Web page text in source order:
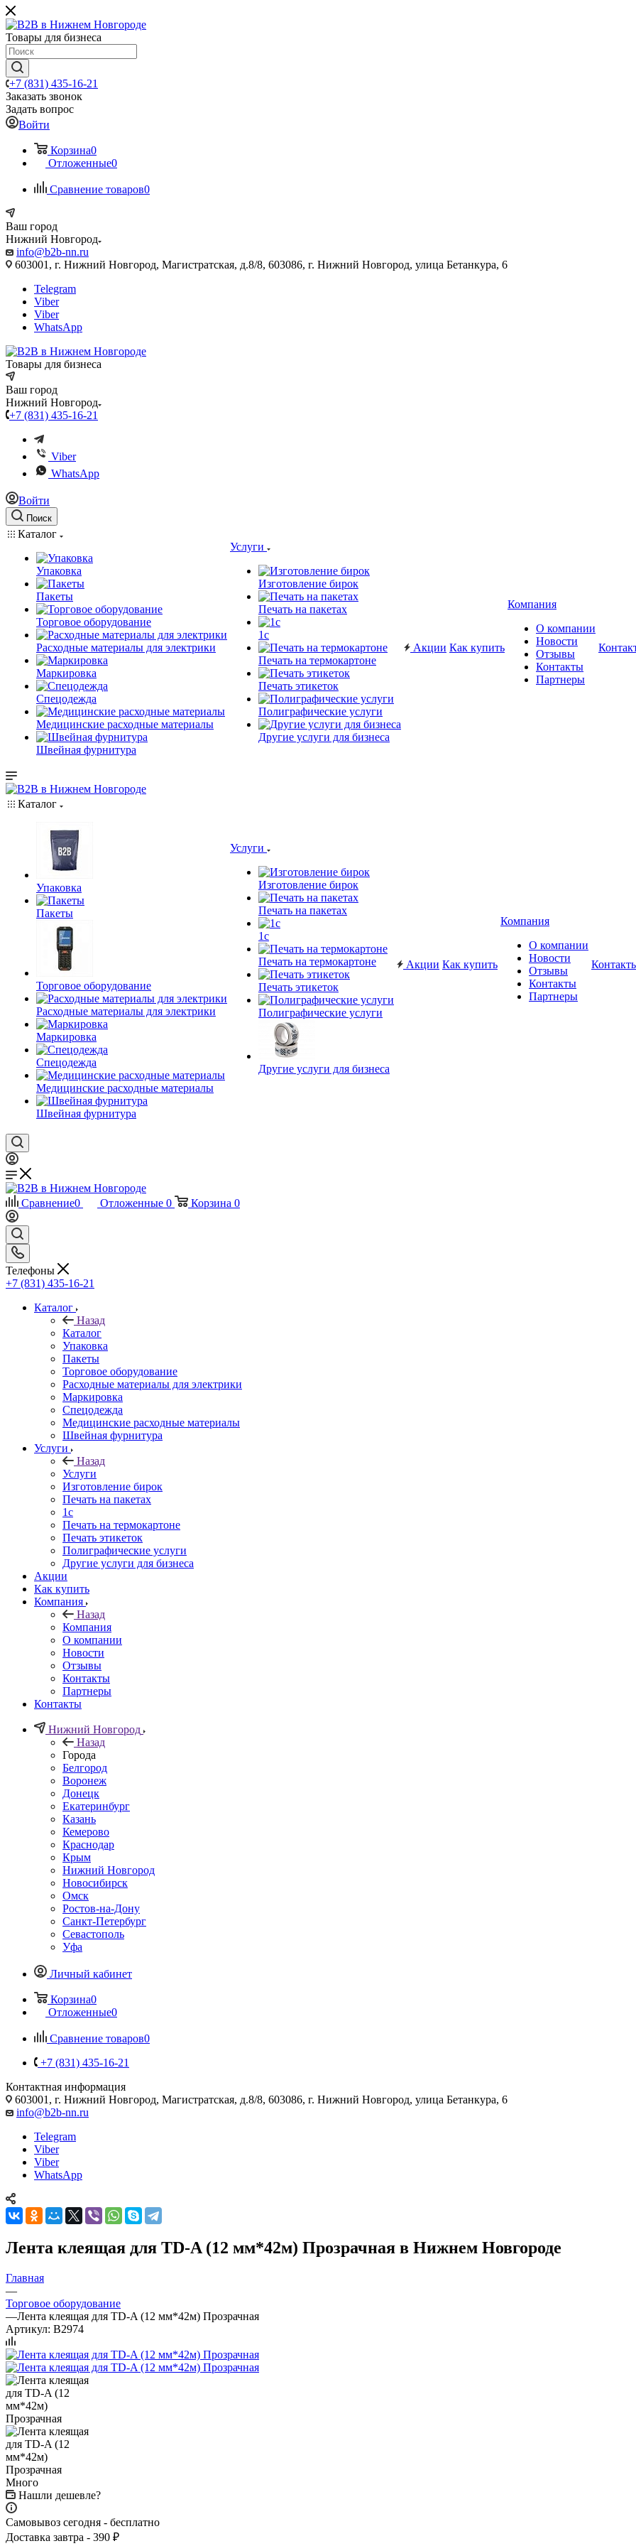
Товары для бизнеса
+7 (831) 435-16-21
Заказать звонок
Задать вопрос
Войти
Корзина0
Отложенные0
Сравнение товаров0
Ваш город
Нижний Новгород
info@b2b-nn.ru
603001, г. Нижний Новгород, Магистратская, д.8/8, 603086, г. Нижний Новгород, улица Бетанкура, 6
Telegram
Viber
Viber
WhatsApp
Товары для бизнеса
Ваш город
Нижний Новгород
+7 (831) 435-16-21
Viber
WhatsApp
Войти
Поиск
Каталог
Упаковка
Пакеты
Торговое оборудование
Расходные материалы для электрики
Маркировка
Спецодежда
Медицинские расходные материалы
Швейная фурнитура
Услуги
Изготовление бирок
Печать на пакетах
1c
Печать на термокартоне
Печать этикеток
Полиграфические услуги
Другие услуги для бизнеса
Акции Как купить
Компания
О компании
Новости
Отзывы
Контакты
Партнеры
Каталог
Упаковка
Пакеты
Торговое оборудование
Расходные материалы для электрики
Маркировка
Спецодежда
Медицинские расходные материалы
Швейная фурнитура
Услуги
Изготовление бирок
Печать на пакетах
1c
Печать на термокартоне
Печать этикеток
Полиграфические услуги
Другие услуги для бизнеса
Акции Как купить
Компания
О компании
Новости
Отзывы
Контакты
Партнеры
Сравнение0 Отложенные 0 Корзина 0
Телефоны
+7 (831) 435-16-21
Каталог
Назад
Каталог
Упаковка
Пакеты
Торговое оборудование
Расходные материалы для электрики
Маркировка
Спецодежда
Медицинские расходные материалы
Швейная фурнитура
Услуги
Назад
Услуги
Изготовление бирок
Печать на пакетах
1c
Печать на термокартоне
Печать этикеток
Полиграфические услуги
Другие услуги для бизнеса
Акции
Как купить
Компания
Назад
Компания
О компании
Новости
Отзывы
Контакты
Партнеры
Контакты
Нижний Новгород
Назад
Города
Белгород
Воронеж
Донецк
Екатеринбург
Казань
Кемерово
Краснодар
Крым
Нижний Новгород
Новосибирск
Омск
Ростов-на-Дону
Санкт-Петербург
Севастополь
Уфа
Личный кабинет
Корзина0
Отложенные0
Сравнение товаров0
+7 (831) 435-16-21
Контактная информация
603001, г. Нижний Новгород, Магистратская, д.8/8, 603086, г. Нижний Новгород, улица Бетанкура, 6
info@b2b-nn.ru
Telegram
Viber
Viber
WhatsApp
Лента клеящая для TD-A (12 мм*42м) Прозрачная в Нижнем Новгороде
Главная
—
Торговое оборудование
—Лента клеящая для TD-A (12 мм*42м) Прозрачная
Артикул: B2974
Много
Нашли дешевле?
Самовывоз сегодня - бесплатно
Доставка завтра - 390 ₽